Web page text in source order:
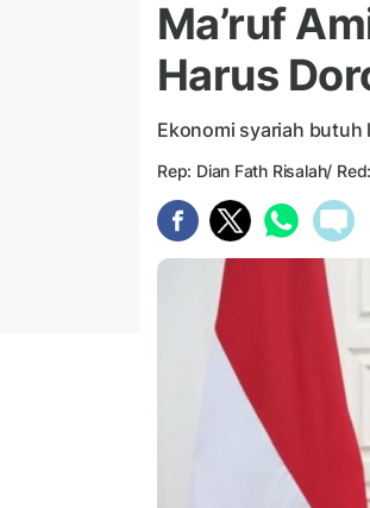
Ma’ruf
Harus
Ekonomi syariah butuh
Rep: Dian Fath Risalah/ Red: